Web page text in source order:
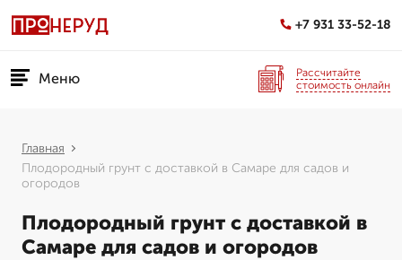
+7 931 33-52-18
Меню
Рассчитайте
стоимость онлайн
Главная
Плодородный грунт с доставкой в Самаре для садов и
огородов
Плодородный грунт с доставкой в
Самаре для садов и огородов